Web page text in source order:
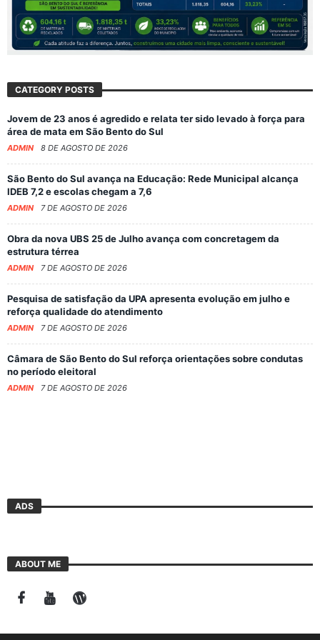
CATEGORY POSTS
Jovem de 23 anos é agredido e relata ter sido levado à força para
área de mata em São Bento do Sul
ADMIN 8 DE AGOSTO DE 2026
São Bento do Sul avança na Educação: Rede Municipal alcança
IDEB 7,2 e escolas chegam a 7,6
ADMIN 7 DE AGOSTO DE 2026
Obra da nova UBS 25 de Julho avança com concretagem da
estrutura térrea
ADMIN 7 DE AGOSTO DE 2026
Pesquisa de satisfação da UPA apresenta evolução em julho e
reforça qualidade do atendimento
ADMIN 7 DE AGOSTO DE 2026
Câmara de São Bento do Sul reforça orientações sobre condutas
no período eleitoral
ADMIN 7 DE AGOSTO DE 2026
ADS
ABOUT ME